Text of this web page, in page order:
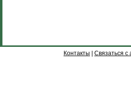
Контакты Связаться с